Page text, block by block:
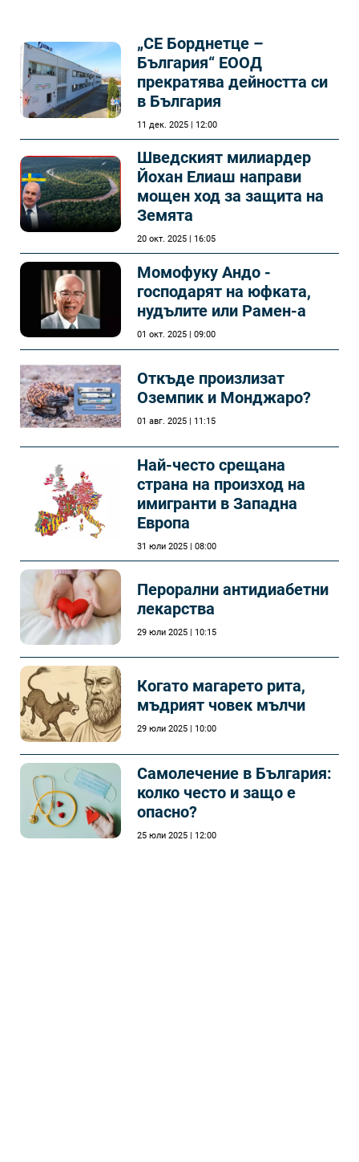
„СЕ Борднетце –
България“ ЕООД
прекратява дейността си
в България
11 дек. 2025 | 12:00
Шведският милиардер
Йохан Елиаш направи
мощен ход за защита на
Земята
20 окт. 2025 | 16:05
Момофуку Андо -
господарят на юфката,
нудълите или Рамен-а
01 окт. 2025 | 09:00
Откъде произлизат
Оземпик и Монджаро?
01 авг. 2025 | 11:15
Най-често срещана
страна на произход на
имигранти в Западна
Европа
31 юли 2025 | 08:00
Перорални антидиабетни
лекарства
29 юли 2025 | 10:15
Когато магарето рита,
мъдрият човек мълчи
29 юли 2025 | 10:00
Самолечeние в България:
колко често и защо е
опасно?
25 юли 2025 | 12:00